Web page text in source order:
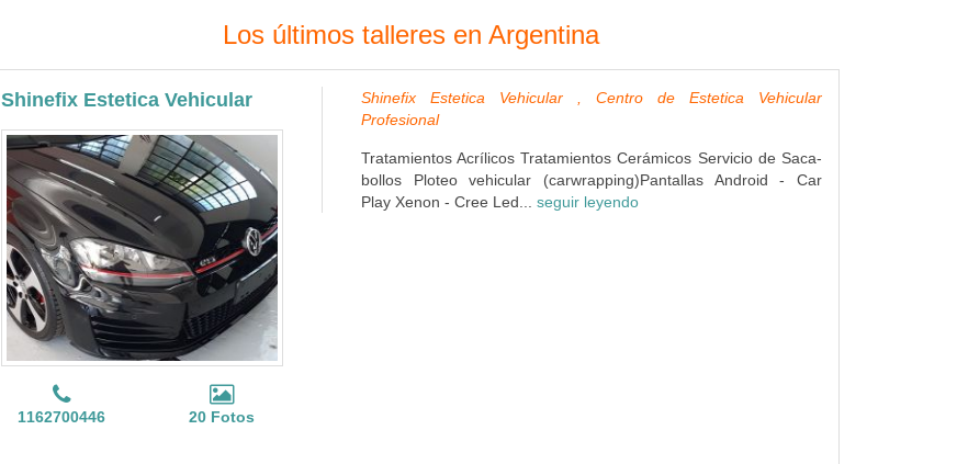
Los últimos talleres en Argentina
Shinefix Estetica Vehicular
1162700446 20 Fotos
Shinefix Estetica Vehicular , Centro de Estetica Vehicular
Profesional
Tratamientos Acrílicos Tratamientos Cerámicos Servicio de Saca-
bollos Ploteo vehicular (carwrapping)Pantallas Android - Car
Play Xenon - Cree Led... seguir leyendo